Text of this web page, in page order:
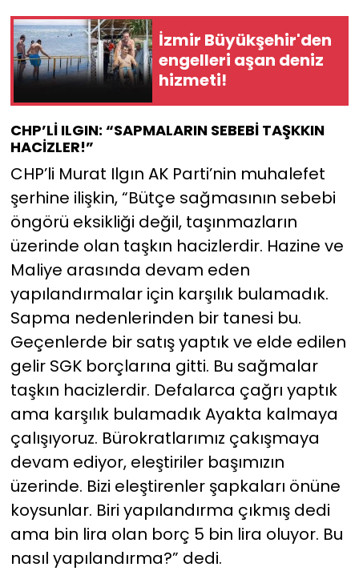
İzmir Büyükşehir'den
engelleri aşan deniz
hizmeti!
CHP’Lİ ILGIN: “SAPMALARIN SEBEBİ TAŞKKIN
HACİZLER!”
CHP’li Murat Ilgın AK Parti’nin muhalefet
şerhine ilişkin, “Bütçe sağmasının sebebi
öngörü eksikliği değil, taşınmazların
üzerinde olan taşkın hacizlerdir. Hazine ve
Maliye arasında devam eden
yapılandırmalar için karşılık bulamadık.
Sapma nedenlerinden bir tanesi bu.
Geçenlerde bir satış yaptık ve elde edilen
gelir SGK borçlarına gitti. Bu sağmalar
taşkın hacizlerdir. Defalarca çağrı yaptık
ama karşılık bulamadık Ayakta kalmaya
çalışıyoruz. Bürokratlarımız çakışmaya
devam ediyor, eleştiriler başımızın
üzerinde. Bizi eleştirenler şapkaları önüne
koysunlar. Biri yapılandırma çıkmış dedi
ama bin lira olan borç 5 bin lira oluyor. Bu
nasıl yapılandırma?” dedi.